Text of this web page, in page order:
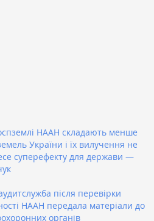
НААН складають менше
України і їх вилучення не
суперефекту для держави —
після перевірки
НААН передала матеріали до
органів